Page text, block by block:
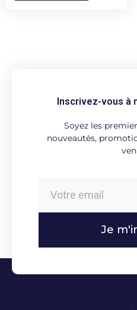
Inscrivez-vous à
Soyez les
nouveautés,
Je